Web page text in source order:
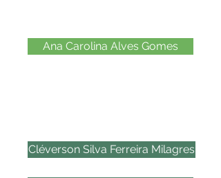
Ana Carolina Alves Gomes
Cléverson Silva Ferreira Milagres